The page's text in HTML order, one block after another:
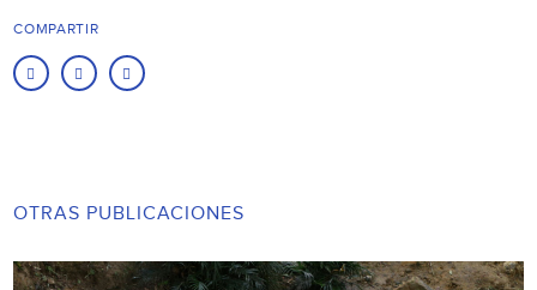
COMPARTIR
OTRAS PUBLICACIONES